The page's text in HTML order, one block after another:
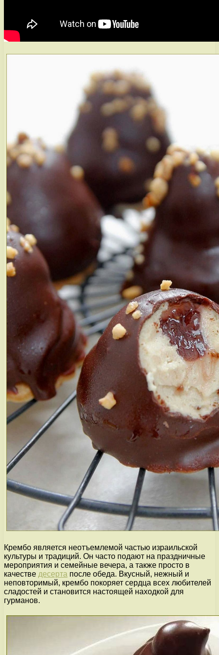
Крембо является неотъемлемой частью израильской
культуры и традиций. Он часто подают на праздничные
мероприятия и семейные вечера, а также просто в
качестве десерта после обеда. Вкусный, нежный и
неповторимый, крембо покоряет сердца всех любителей
сладостей и становится настоящей находкой для
гурманов.